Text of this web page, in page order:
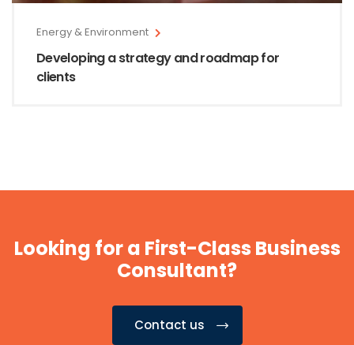
Energy & Environment
Developing a strategy and roadmap for
clients
Looking for a First-Class Business
Consultant?
Contact us